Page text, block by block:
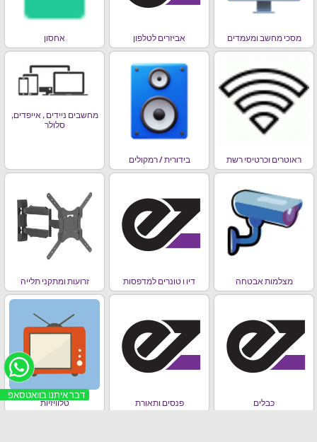
דבר איתנו בוואטסאפ
מסכי מחשב ומעמדים אביזרים לטלפון אחסון
ראוטרים וכרטיסי רשת בידורית / רמקולים
מחשבים ניידים , אייפדים,
סלולר
מצלמות אבטחה דיו ו טונרים למדפסות זרועות ומתקני תלייה
כבלים פנסים ותאורת טלוויזיות